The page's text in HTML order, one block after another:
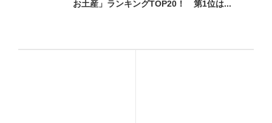
お土産」ランキングTOP20！ 第1位は...